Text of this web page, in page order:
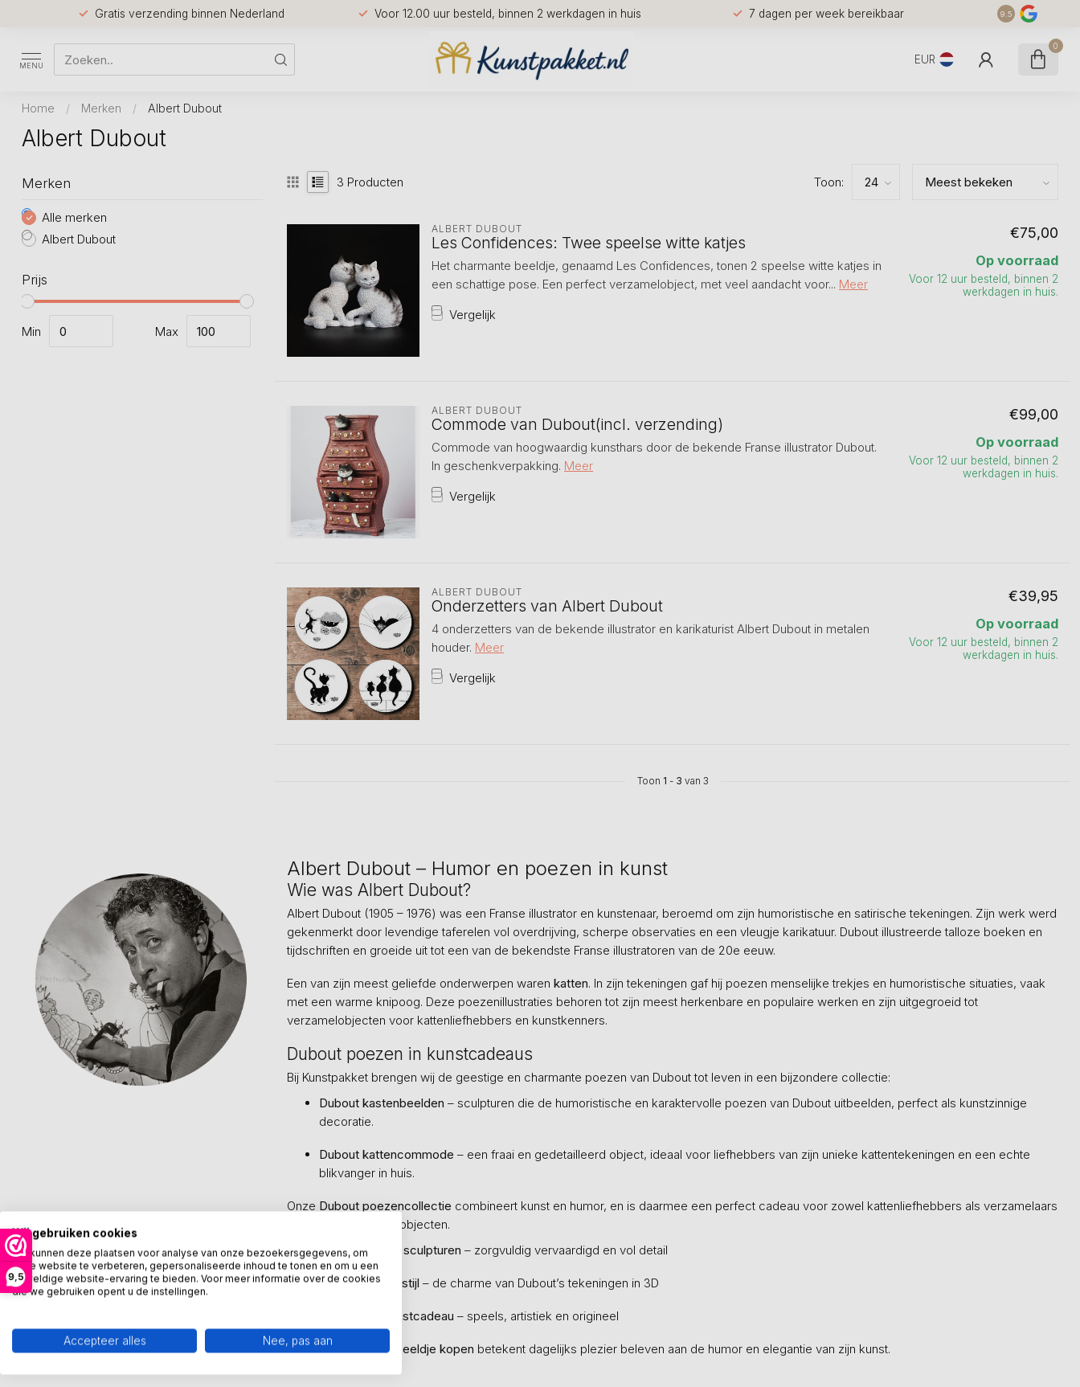
9,5
Gratis verzending binnen Nederland Voor 12.00 uur besteld, binnen 2 werkdagen in huis 7 dagen per week bereikbaar 9.5
MENU EUR
0
Home / Merken / Albert Dubout
Albert Dubout
Merken
Alle merken
Albert Dubout
Prijs
Min Max
3 Producten Toon:
ALBERT DUBOUT
Les Confidences: Twee speelse witte katjes
Het charmante beeldje, genaamd Les Confidences, tonen 2 speelse witte katjes in
een schattige pose. Een perfect verzamelobject, met veel aandacht voor... Meer
Vergelijk
€75,00
Op voorraad
Voor 12 uur besteld, binnen 2
werkdagen in huis.
ALBERT DUBOUT
Commode van Dubout(incl. verzending)
Commode van hoogwaardig kunsthars door de bekende Franse illustrator Dubout.
In geschenkverpakking. Meer
Vergelijk
€99,00
Op voorraad
Voor 12 uur besteld, binnen 2
werkdagen in huis.
ALBERT DUBOUT
Onderzetters van Albert Dubout
4 onderzetters van de bekende illustrator en karikaturist Albert Dubout in metalen
houder. Meer
Vergelijk
€39,95
Op voorraad
Voor 12 uur besteld, binnen 2
werkdagen in huis.
Toon 1 - 3 van 3
Albert Dubout – Humor en poezen in kunst
Wie was Albert Dubout?
Albert Dubout (1905 – 1976) was een Franse illustrator en kunstenaar, beroemd om zijn humoristische en satirische tekeningen. Zijn werk werd
gekenmerkt door levendige taferelen vol overdrijving, scherpe observaties en een vleugje karikatuur. Dubout illustreerde talloze boeken en
tijdschriften en groeide uit tot een van de bekendste Franse illustratoren van de 20e eeuw.
Een van zijn meest geliefde onderwerpen waren katten. In zijn tekeningen gaf hij poezen menselijke trekjes en humoristische situaties, vaak
met een warme knipoog. Deze poezenillustraties behoren tot zijn meest herkenbare en populaire werken en zijn uitgegroeid tot
verzamelobjecten voor kattenliefhebbers en kunstkenners.
Dubout poezen in kunstcadeaus
Bij Kunstpakket brengen wij de geestige en charmante poezen van Dubout tot leven in een bijzondere collectie:
Dubout kastenbeelden – sculpturen die de humoristische en karaktervolle poezen van Dubout uitbeelden, perfect als kunstzinnige
decoratie.
Dubout kattencommode – een fraai en gedetailleerd object, ideaal voor liefhebbers van zijn unieke kattentekeningen en een echte
blikvanger in huis.
Onze Dubout poezencollectie combineert kunst en humor, en is daarmee een perfect cadeau voor zowel kattenliefhebbers als verzamelaars
van bijzondere kunstobjecten.
Hoogwaardige sculpturen – zorgvuldig vervaardigd en vol detail
Humoristische stijl – de charme van Dubout’s tekeningen in 3D
Perfect als kunstcadeau – speels, artistiek en origineel
EenDubout poezenbeeldje kopen betekent dagelijks plezier beleven aan de humor en elegantie van zijn kunst.
Wij gebruiken cookies
We kunnen deze plaatsen voor analyse van onze bezoekersgegevens, om
onze website te verbeteren, gepersonaliseerde inhoud te tonen en om u een
geweldige website-ervaring te bieden. Voor meer informatie over de cookies
die we gebruiken opent u de instellingen.
Accepteer alles Nee, pas aan